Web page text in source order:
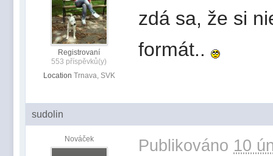
Registrovaní
553 příspěvků(y)
Location Trnava, SVK
zdá sa, že si
formát..
sudolin
Nováček Publikováno 10